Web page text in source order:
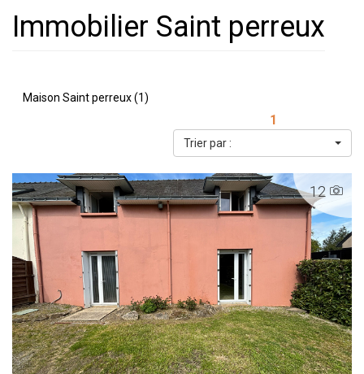
immobilier Saint perreux
Maison Saint perreux (1)
1
Trier par :
12